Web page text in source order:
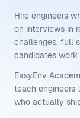
Hire engineers
on interviews in
challenges, full
candidates work
EasyEnv
teach engineers
who actually